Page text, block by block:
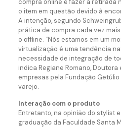
compra online e fazer a retirada
o item em questão devido à
A intenção, segundo
prática de compra cada vez
o offline. “Nós estamos em um
virtualização é uma tendência
necessidade de integração de
indica Regiane Romano,
empresas pela Fundação
varejo.
Interação com o produto
Entretanto, na opinião do stylist
graduação da Faculdade Santa